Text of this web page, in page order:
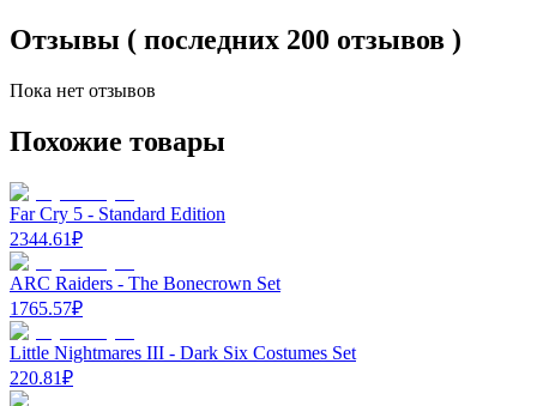
Отзывы ( последних 200 отзывов )
Пока нет отзывов
Похожие товары
Far Cry 5 - Standard Edition
2344.61₽
ARC Raiders - The Bonecrown Set
1765.57₽
Little Nightmares III - Dark Six Costumes Set
220.81₽